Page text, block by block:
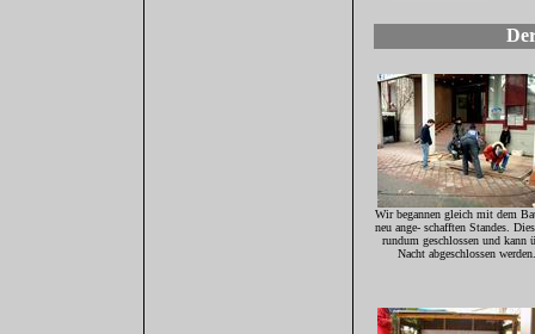
Wir begannen gleich mit dem
neu ange- schafften Standes.
rundum geschlossen und kann
Nacht abgeschlossen werden.